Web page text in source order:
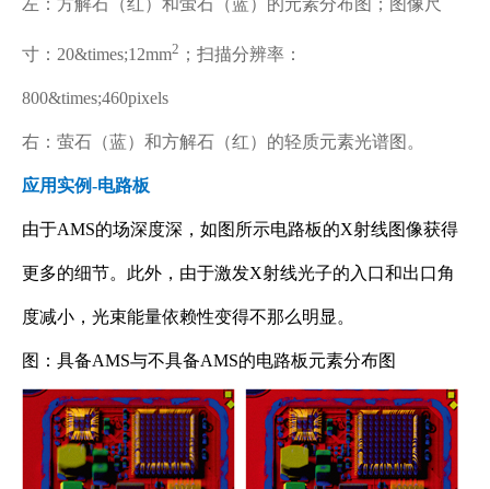
左：方解石（红）和萤石（蓝）的元素分布图；图像尺
寸：20&times;12mm2 ；扫描分辨率：
800&times;460pixels
右：萤石（蓝）和方解石（红）的轻质元素光谱图。
应用实例-电路板
由于AMS的场深度深，如图所示电路板的X射线图像获得
更多的细节。此外，由于激发X射线光子的入口和出口角
度减小，光束能量依赖性变得不那么明显。
图：具备AMS与不具备AMS的电路板元素分布图